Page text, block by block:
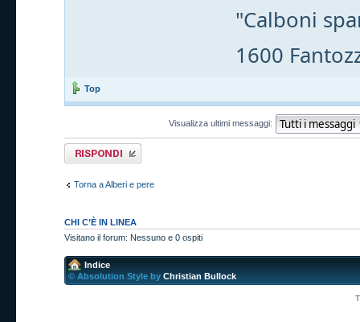
"Calboni
1600
Top
Visualizza ultimi messaggi:
Rispondi al
messaggio
Torna a Alberi e pere
CHI C’È IN LINEA
Visitano il forum: Nessuno e 0 ospiti
Indice
© Absolution Style by Christian Bullock